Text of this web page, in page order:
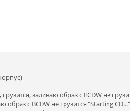
заливаю образ с BCDW не
образ с BCDW не грузится "Starting